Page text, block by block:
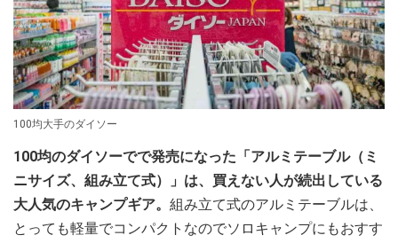
100均大手のダイソー
100均のダイソーでで発売になった「アルミテーブル（ミ
ニサイズ、組み立て式）」は、買えない人が続出している
大人気のキャンプギア。 組み立て式のアルミテーブルは、
とっても軽量でコンパクトなのでソロキャンプにもおすす